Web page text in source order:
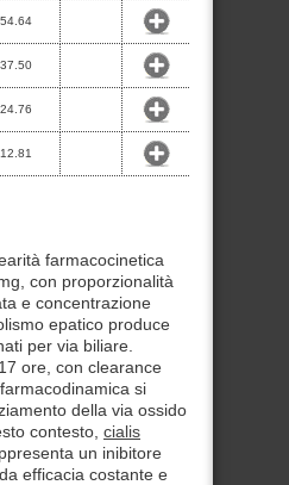
farmacocinetica
con proporzionalità
e concentrazione
epatico produce
per via biliare.
ore, con clearance
si
della via ossido
contesto, cialis
un inibitore
efficacia costante e